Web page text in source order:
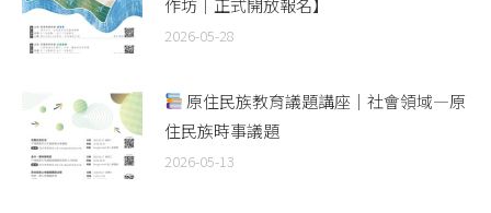
2026-05-28
原住民族教育議題講座｜社會領域—原
住民族時事議題
2026-05-13